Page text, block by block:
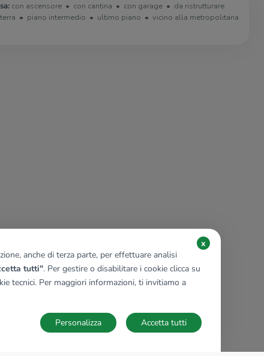
con ascensore con cantina con garage
da ristrutturare
piano intermedio ultimo piano
vicino alla metropolitana
anche di terza parte, per effettuare analisi
tutti". Per gestire o disabilitare i cookie clicca su
tecnici. Per maggiori informazioni, ti invitiamo a
x
Accetta tutti
Personalizza